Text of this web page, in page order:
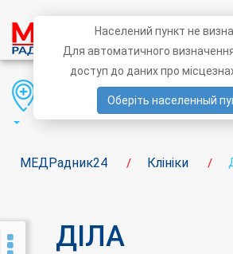
МЕДРадник24 / Клініки /
Область Район
ДІЛА
Населений пункт не
Для автоматичного
доступ до даних про
Оберіть населенный